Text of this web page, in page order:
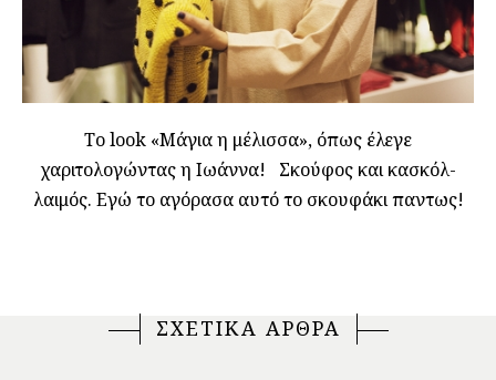
Το look «Μάγια η μέλισσα», όπως έλεγε
χαριτολογώντας η Ιωάννα! Σκούφος και κασκόλ-
λαιμός. Εγώ το αγόρασα αυτό το σκουφάκι παντως!
ΣΧΕΤΙΚΑ ΑΡΘΡΑ